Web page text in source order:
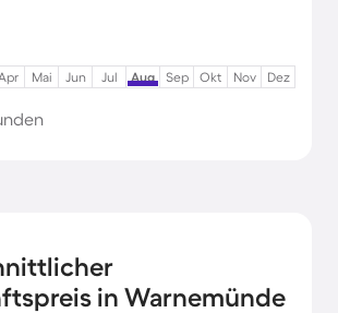
Mai Jun Jul Aug Sep Okt Nov Dez
in Warnemünde